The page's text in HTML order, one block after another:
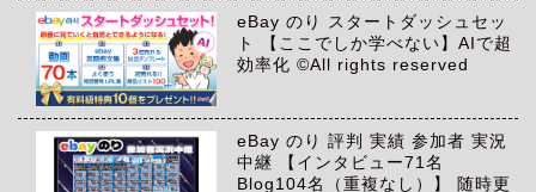
eBay のり スタートダッシュセッ
ト 【ここでしか学べない】AIで超
効率化 ©All rights reserved
eBay のり 評判 実績 参加者 実況
中継 【インタビュー71名
Blog104名（重複なし）】 随時更